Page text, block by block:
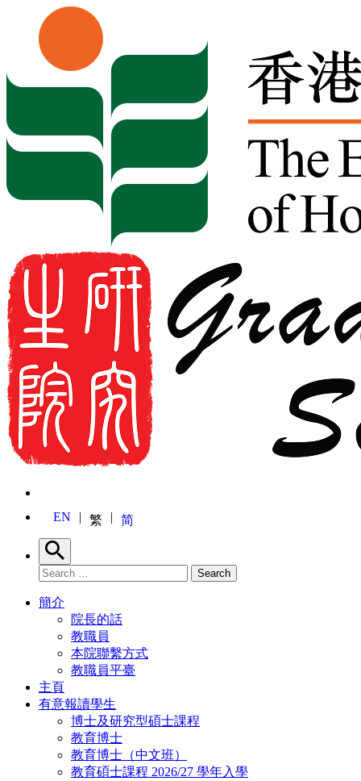
Skip to content
EN 繁 简
Search
Search for: Search
簡介
院長的話
教職員
本院聯繫方式
教職員平臺
主頁
有意報讀學生
博士及研究型碩士課程
教育博士
教育博士（中文班）
教育碩士課程 2026/27 學年入學